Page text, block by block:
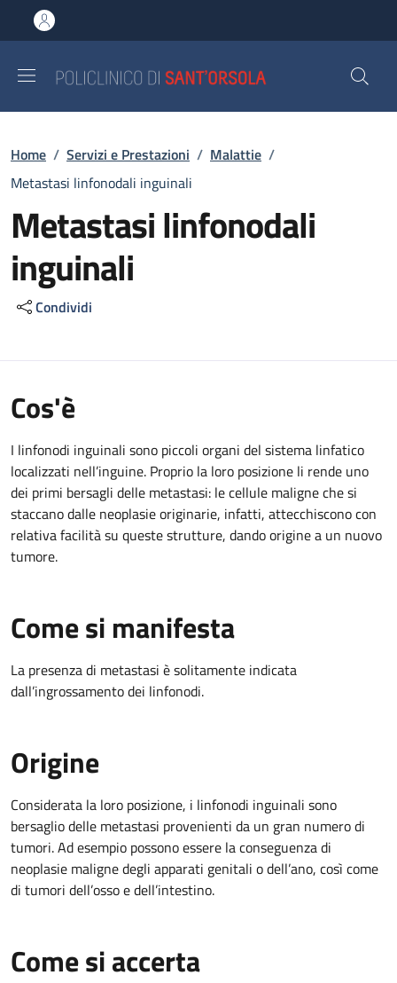
al contenuto principale
to footer content
Briciole di pane
Home / Servizi e Prestazioni / Malattie /
Metastasi linfonodali inguinali
Metastasi linfonodali
inguinali
Condividi
Cos'è
I linfonodi inguinali sono piccoli organi del sistema linfatico
localizzati nell’inguine. Proprio la loro posizione li rende uno
dei primi bersagli delle metastasi: le cellule maligne che si
staccano dalle neoplasie originarie, infatti, attecchiscono con
relativa facilità su queste strutture, dando origine a un nuovo
tumore.
Come si manifesta
La presenza di metastasi è solitamente indicata
dall’ingrossamento dei linfonodi.
Origine
Considerata la loro posizione, i linfonodi inguinali sono
bersaglio delle metastasi provenienti da un gran numero di
tumori. Ad esempio possono essere la conseguenza di
neoplasie maligne degli apparati genitali o dell’ano, così come
di tumori dell’osso e dell’intestino.
Come si accerta